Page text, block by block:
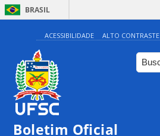
BRASIL
ACESSIBILIDADE ALTO CONTRASTE
Boletim Oficial